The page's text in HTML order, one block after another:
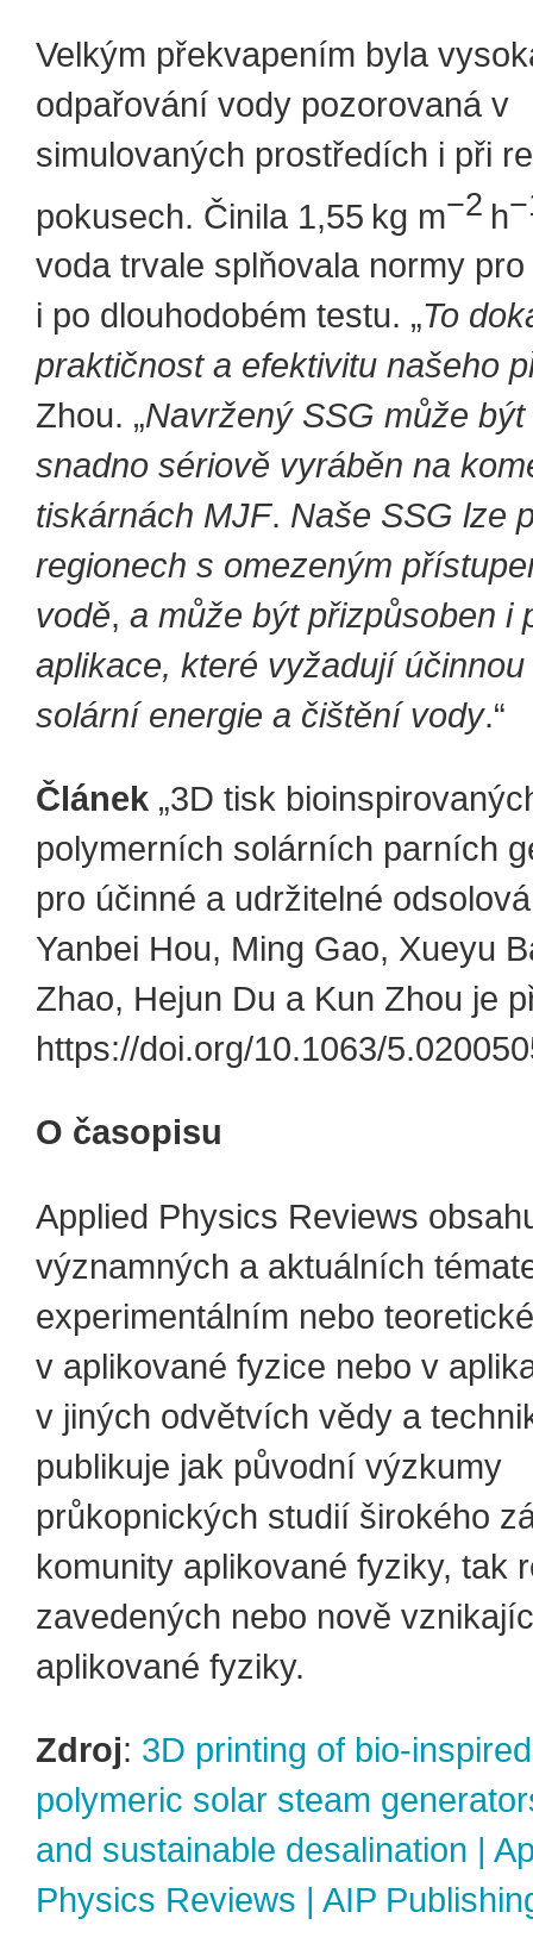
Velkým překvapením byla
odpařování vody pozorovaná v
simulovaných prostředích i při
pokusech. Činila 1,55 kg m−2 h
voda trvale splňovala normy
i po dlouhodobém testu. „To
praktičnost a efektivitu našeho
Zhou. „Navržený SSG může
snadno sériově vyráběn na
tiskárnách MJF. Naše SSG lze
regionech s omezeným
vodě, a může být přizpůsoben i
aplikace, které vyžadují
solární energie a čištění vody.“
Článek „3D tisk
polymerních solárních parních
pro účinné a udržitelné
Yanbei Hou, Ming Gao, Xueyu
Zhao, Hejun Du a Kun Zhou je
https://doi.org/10.1063/
O časopisu
Applied Physics Reviews
významných a aktuálních
experimentálním nebo
v aplikované fyzice nebo v
v jiných odvětvích vědy a
publikuje jak původní výzkumy
průkopnických studií širokého
komunity aplikované fyziky, tak
zavedených nebo nově
aplikované fyziky.
Zdroj: 3D printing of bio-
polymeric solar steam
and sustainable desalination |
Physics Reviews | AIP